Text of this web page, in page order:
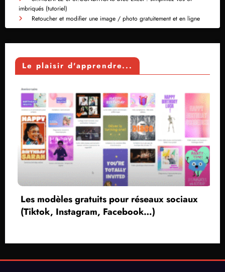
imbriqués (tutoriel)
Retoucher et modifier une image / photo gratuitement et en ligne
Le plaisir d'apprendre...
gratuits pour réseaux sociaux
Instagram, Facebook…)